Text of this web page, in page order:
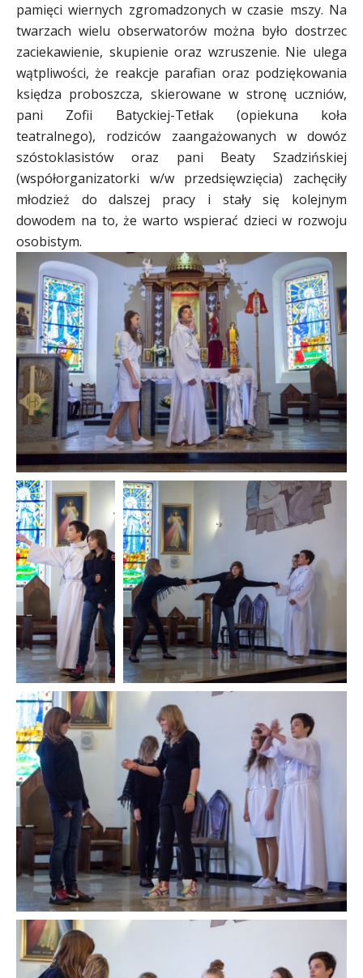
pamięci wiernych zgromadzonych w czasie mszy. Na
twarzach wielu obserwatorów można było dostrzec
zaciekawienie, skupienie oraz wzruszenie. Nie ulega
wątpliwości, że reakcje parafian oraz podziękowania
księdza proboszcza, skierowane w stronę uczniów,
pani Zofii Batyckiej-Tetłak (opiekuna koła
teatralnego), rodziców zaangażowanych w dowóz
szóstoklasistów oraz pani Beaty Szadzińskiej
(współorganizatorki w/w przedsięwzięcia) zachęciły
młodzież do dalszej pracy i stały się kolejnym
dowodem na to, że warto wspierać dzieci w rozwoju
osobistym.